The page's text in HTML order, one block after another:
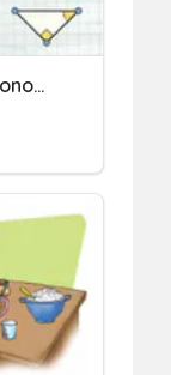
Lakaran Graf Fungsi Trigonometri